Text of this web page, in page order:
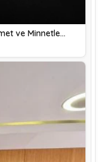
ve Minnetle…